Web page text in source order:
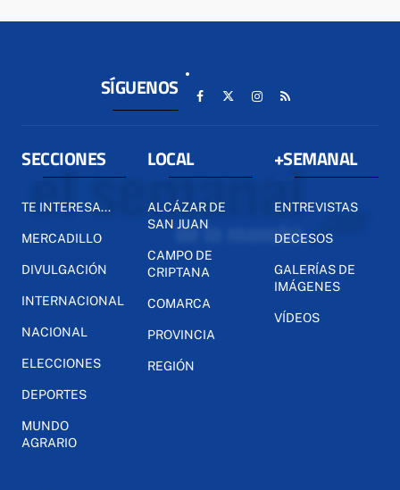
SÍGUENOS
SECCIONES
TE INTERESA...
MERCADILLO
DIVULGACIÓN
INTERNACIONAL
NACIONAL
ELECCIONES
DEPORTES
MUNDO
AGRARIO
LOCAL
ALCÁZAR DE
SAN JUAN
CAMPO DE
CRIPTANA
COMARCA
PROVINCIA
REGIÓN
+SEMANAL
ENTREVISTAS
DECESOS
GALERÍAS DE
IMÁGENES
VÍDEOS